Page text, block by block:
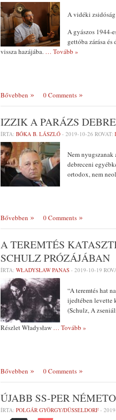
A vidéki
A gyászos 1944-
gettóba zárása
vissza hazájába. … Tovább »
Bővebben 0 Comments
IZZIK A PARÁZS
ÍRTA: BÓKA B. LÁSZLÓ - 2019-10-26 ROVAT:
Nem nyugszanak
debreceni
ortodox, nem
Bővebben 0 Comments
A TEREMTÉS
SCHULZ PRÓZÁJÁBAN
ÍRTA: WŁADYSŁAW PANAS - 2019-10-19
“A teremtés hat
ijedtében levette
(Schulz, A
Részlet Władysław … Tovább »
Bővebben 0 Comments
ÚJABB SS-PER
ÍRTA: POLGÁR GYÖRGY/DÜSSELDORF -